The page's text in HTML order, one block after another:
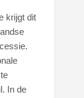
krijgt dit
In de